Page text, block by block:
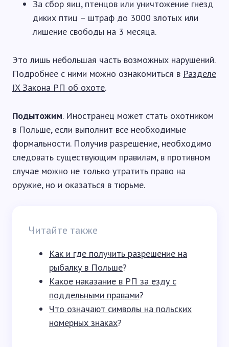
За сбор яиц, птенцов или уничтожение гнезд
диких птиц – штраф до 3000 злотых или
лишение свободы на 3 месяца.
Это лишь небольшая часть возможных нарушений.
Подробнее с ними можно ознакомиться в Разделе
IX Закона РП об охоте.
Подытожим. Иностранец может стать охотником
в Польше, если выполнит все необходимые
формальности. Получив разрешение, необходимо
следовать существующим правилам, в противном
случае можно не только утратить право на
оружие, но и оказаться в тюрьме.
Читайте также
Как и где получить разрешение на
рыбалку в Польше?
Какое наказание в РП за езду с
поддельными правами?
Что означают символы на польских
номерных знаках?